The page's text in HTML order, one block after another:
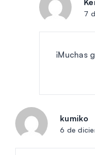
7
¡Muchas
kumiko
6 de